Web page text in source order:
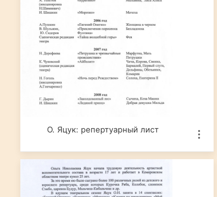
О. Яцук: репертуарный лист